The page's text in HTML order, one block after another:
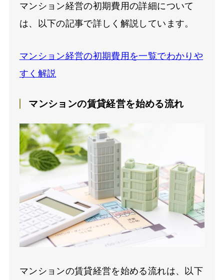
マンション経営の初期費用の詳細について
は、以下の記事で詳しく解説しています。
マンション経営の初期費用を一覧でわかりや
すく解説
マンションの賃貸経営を始める流れ
マンションの賃貸経営を始める流れは、以下